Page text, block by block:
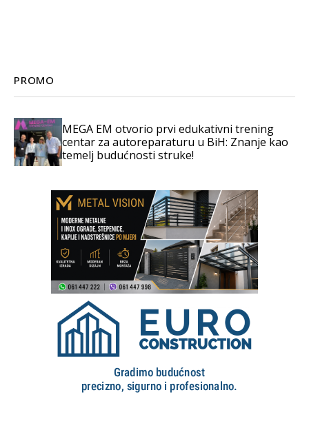
PROMO
MEGA EM otvorio prvi edukativni trening
centar za autoreparaturu u BiH: Znanje kao
temelj budućnosti struke!